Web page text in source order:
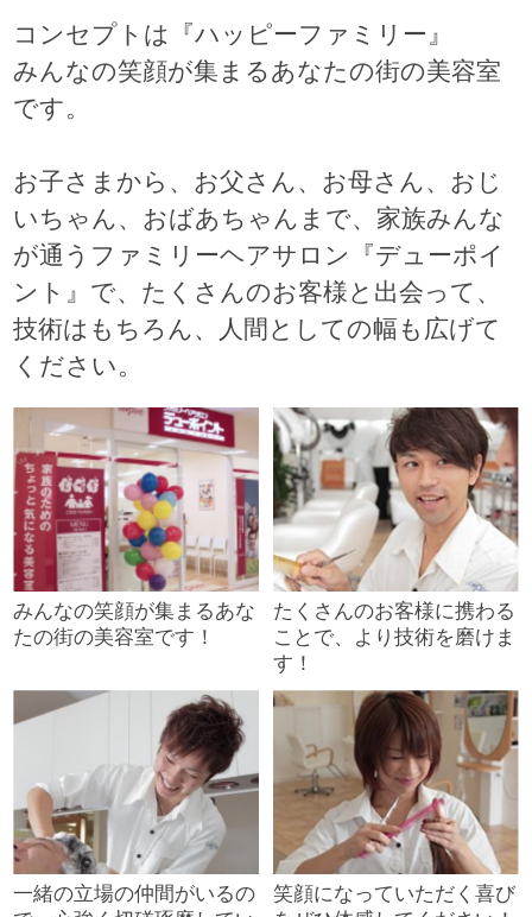
コンセプトは『ハッピーファミリー』
みんなの笑顔が集まるあなたの街の美容室
です。
お子さまから、お父さん、お母さん、おじ
いちゃん、おばあちゃんまで、家族みんな
が通うファミリーヘアサロン『デューポイ
ント』で、たくさんのお客様と出会って、
技術はもちろん、人間としての幅も広げて
ください。
みんなの笑顔が集まるあな
たの街の美容室です！
たくさんのお客様に携わる
ことで、より技術を磨けま
す！
一緒の立場の仲間がいるの
笑顔になっていただく喜び